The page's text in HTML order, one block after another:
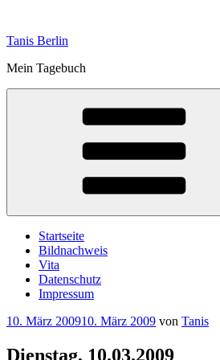
springen
Tanis Berlin
Mein Tagebuch
Startseite
Bildnachweis
Vita
Datenschutz
Impressum
Veröffentlicht
10. März 200910. März 2009 von Tanis
Dienstag, 10.03.2009